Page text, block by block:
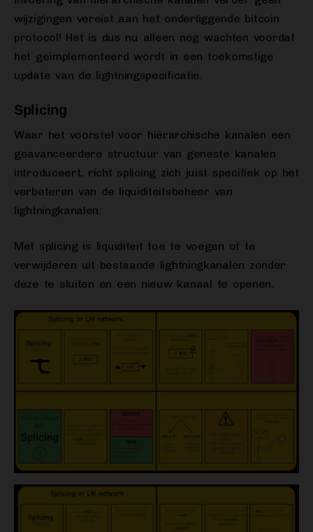
wijzigingen vereist aan het onderliggende bitcoin
protocol! Het is dus nu alleen nog wachten voordat
het geïmplementeerd wordt in een toekomstige
update van de lightningspecificatie.
Splicing
Waar het voorstel voor hiërarchische kanalen een
geavanceerdere structuur van geneste kanalen
introduceert, richt splicing zich juist specifiek op het
verbeteren van de liquiditeitsbeheer van
lightningkanalen.
Met splicing is liquiditeit toe te voegen of te
verwijderen uit bestaande lightningkanalen zonder
deze te sluiten en een nieuw kanaal te openen.